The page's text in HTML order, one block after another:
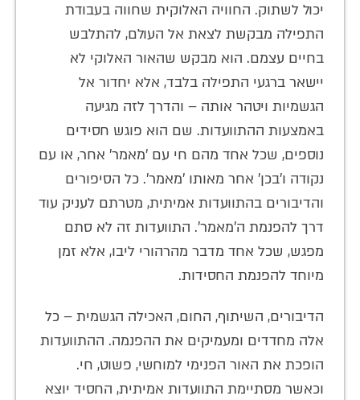
יכול לשתוק. החוויה האלוקית שחווה בעבודת
התפילה מבקשת לצאת אל העולם, להתלבש
בחיים עצמם. הוא מבקש שהאור האלוקי לא
יישאר ברגעי התפילה בלבד, אלא יחדור אל
הגשמיות ויטהר אותה – והדרך לזה מגיעה
באמצעות ההתוועדות. שם הוא פוגש חסידים
נוספים, שכל אחד מהם חי עם 'מאמר' אחר, או עם
נקודה ו'בכן' אחר מאותו 'מאמר'. כל הסיפורים
והדיבורים בהתוועדות אמיתית, מטרתם לעניק עוד
דרך להפנמת ה'מאמר'. התוועדות זה לא סתם
מפגש, שכל אחד מדבר מהרהורי ליבו, אלא זמן
מיוחד להפנמת החסידות.
הדיבורים, השיתוף, החום, האכילה הגשמית – כל
אלה מחדדים ומעמיקים את ההפנמה. ההתוועדות
הופכת את האור הפנימי למוחשי, פשוט, חי.
וכאשר מסתיימת התוועדות אמיתית, החסיד יוצא